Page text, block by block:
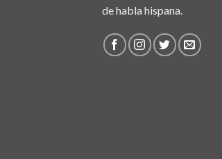
de habla hispana.